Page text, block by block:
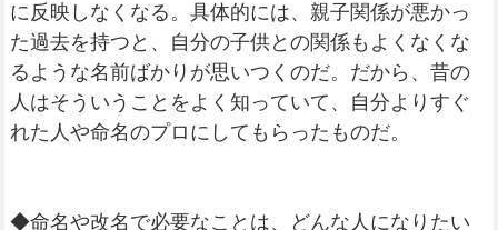
に反映しなくなる。具体的には、親子関係が悪かっ
た過去を持つと、自分の子供との関係もよくなくな
るような名前ばかりが思いつくのだ。だから、昔の
人はそういうことをよく知っていて、自分よりすぐ
れた人や命名のプロにしてもらったものだ。
◆命名や改名で必要なことは、どんな人になりたい